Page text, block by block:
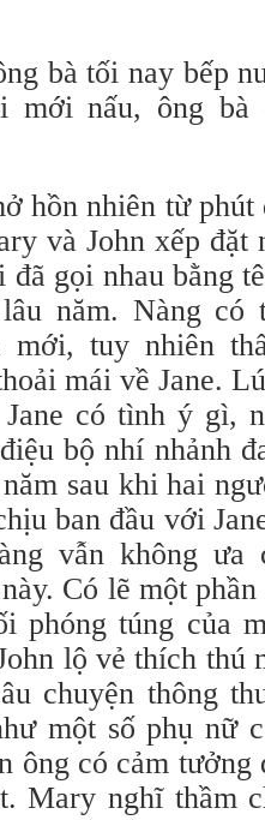
bà tối nay bếp
mới nấu, ông
hồn nhiên từ phút
và John xếp đặt
gọi nhau bằng
năm. Nàng
mới, tuy nhiên
mái về Jane.
có tình ý gì,
bộ nhí nhảnh
sau khi hai
ban đầu với
vẫn không
Có lẽ một
phóng túng của
lộ vẻ thích thú
chuyện thông
một số phụ nữ
ông có cảm tưởng
Mary nghĩ thầm